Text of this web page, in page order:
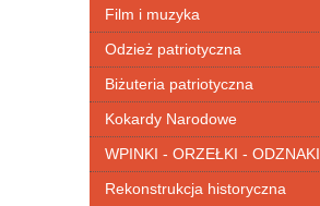
Film i muzyka
Odzież patriotyczna
Biżuteria patriotyczna
Kokardy Narodowe
WPINKI - ORZEŁKI - ODZNAKI
Rekonstrukcja historyczna